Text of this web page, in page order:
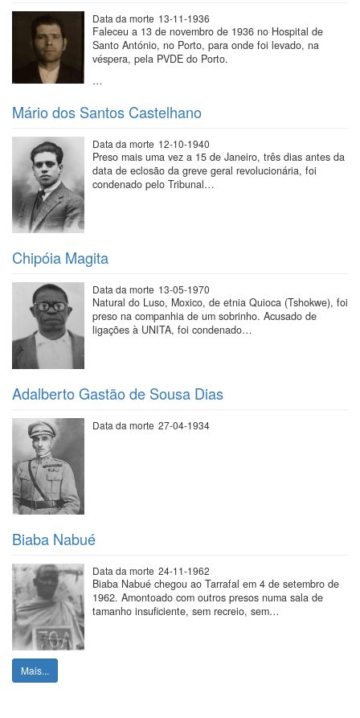
Data da morte 13-11-1936
Faleceu a 13 de novembro de 1936 no Hospital de
Santo António, no Porto, para onde foi levado, na
véspera, pela PVDE do Porto.
…
Mário dos Santos Castelhano
Data da morte 12-10-1940
Preso mais uma vez a 15 de Janeiro, três dias antes da
data de eclosão da greve geral revolucionária, foi
condenado pelo Tribunal…
Chipóia Magita
Data da morte 13-05-1970
Natural do Luso, Moxico, de etnia Quioca (Tshokwe), foi
preso na companhia de um sobrinho. Acusado de
ligações à UNITA, foi condenado…
Adalberto Gastão de Sousa Dias
Data da morte 27-04-1934
Biaba Nabué
Data da morte 24-11-1962
Biaba Nabué chegou ao Tarrafal em 4 de setembro de
1962. Amontoado com outros presos numa sala de
tamanho insuficiente, sem recreio, sem…
Mais...